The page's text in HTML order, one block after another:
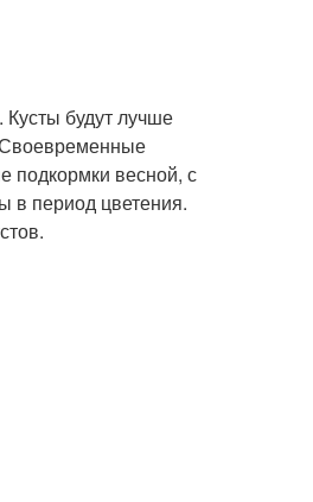
будут лучше
Своевременные
подкормки весной, с
в период цветения.